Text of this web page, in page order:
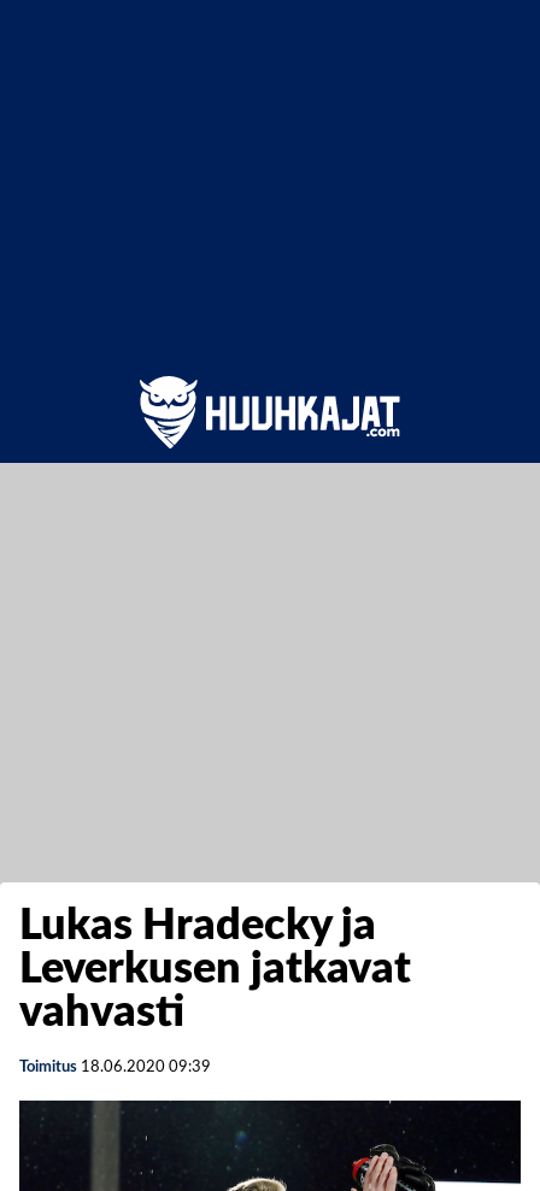
Lukas Hradecky ja
Leverkusen jatkavat
vahvasti
Toimitus 18.06.2020 09:39